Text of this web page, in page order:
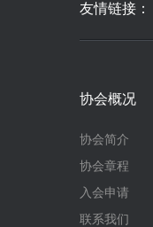
友情链接：
协会概况
协会简介
协会章程
入会申请
联系我们